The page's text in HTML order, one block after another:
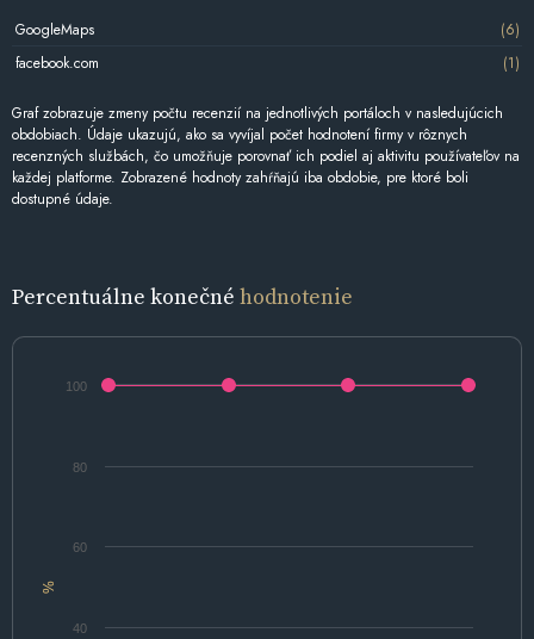
GoogleMaps
(6)
facebook.com
(1)
Graf zobrazuje zmeny počtu recenzií na jednotlivých portáloch v nasledujúcich
obdobiach. Údaje ukazujú, ako sa vyvíjal počet hodnotení firmy v rôznych
recenzných službách, čo umožňuje porovnať ich podiel aj aktivitu používateľov na
každej platforme. Zobrazené hodnoty zahŕňajú iba obdobie, pre ktoré boli
dostupné údaje.
Percentuálne konečné hodnotenie
%
40
60
80
100